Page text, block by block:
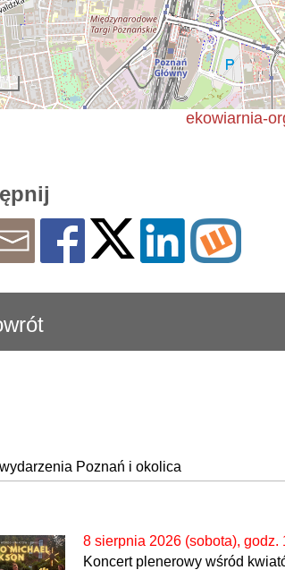
ekowiarnia-
Poznań i okolica
8 sierpnia 2026 (sobota), godz.
Koncert plenerowy wśród